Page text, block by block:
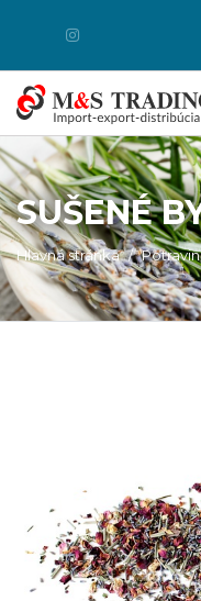
SUŠENÉ
Hlavná stránka